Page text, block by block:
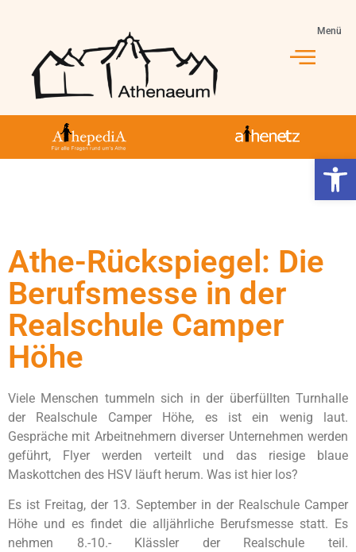
Menü
Athe-Rückspiegel: Die
Berufsmesse in der
Realschule Camper
Höhe
Viele Menschen tummeln sich in der überfüllten Turnhalle
der Realschule Camper Höhe, es ist ein wenig laut.
Gespräche mit Arbeitnehmern diverser Unternehmen werden
geführt, Flyer werden verteilt und das riesige blaue
Maskottchen des HSV läuft herum. Was ist hier los?
Es ist Freitag, der 13. September in der Realschule Camper
Höhe und es findet die alljährliche Berufsmesse statt. Es
nehmen 8.-10.- Klässler der Realschule teil.